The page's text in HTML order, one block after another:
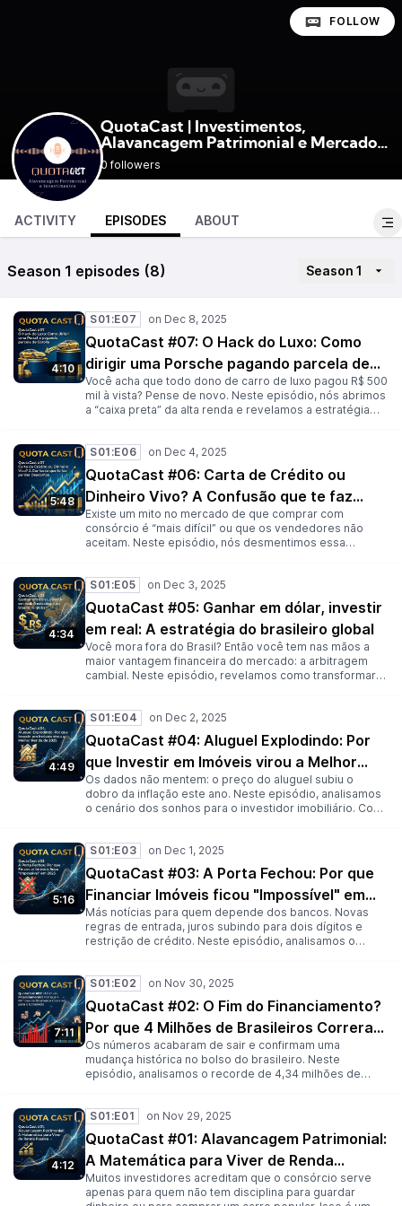
QuotaCast | Investimentos,
Alavancagem Patrimonial e Mercado
Financeiro
0 followers
FOLLOW
ACTIVITY EPISODES ABOUT
Season 1 episodes (8) Season 1
4:10
S01:E07
QuotaCast #07: O Hack do Luxo: Como
dirigir uma Porsche pagando parcela de
Corolla
Você acha que todo dono de carro de luxo pagou R$ 500
mil à vista? Pense de novo. Neste episódio, nós abrimos
a “caixa preta” da alta renda e revelamos a estratégia
de usar Cotas de Pesados (Caminhões) para comprar
veículos de passeio. Nós explicamos a matemática da
Parcela Reduzida: como pagar metade do boleto
mensalmente para não pesar no seu fluxo de caixa e
usar o próprio crédito do consórcio (Lance Embutido)
para acelerar a sua contemplação. Entenda como ter o
carro dos sonhos com uma entrada efetiva de apenas
20%, sem juros abusivos de financiamento.
5:48
S01:E06
QuotaCast #06: Carta de Crédito ou
Dinheiro Vivo? A Confusão que te faz
perder Descontos
Existe um mito no mercado de que comprar com
consórcio é “mais difícil” ou que os vendedores não
aceitam. Neste episódio, nós desmentimos essa
de uma mala de dinheiro. Você vai aprender: Por que,
para o vendedor do imóvel, Consórcio é pagamento À
VISTA (PIX). Como usar a sua carta para exigir descontos
agressivos na negociação. A estratégia para fazer o
desconto da compra pagar os custos do seu consórcio
(Lucro na Compra). Pare de ter vergonha de usar sua
carta. Aprenda a usá-la como uma arma de negociação.
4:34
S01:E05
QuotaCast #05: Ganhar em dólar, investir
em real: A estratégia do brasileiro global
Você mora fora do Brasil? Então você tem nas mãos a
maior vantagem financeira do mercado: a arbitragem
cambial. Neste episódio, revelamos como transformar
porque os bancos brasileiros exigem até 50% de
entrada para financiar imóveis de não-residentes. Nós
mostramos como contornar essa burocracia usando o
Consórcio para alavancar seu patrimônio à distância.
Descubra como fazer o câmbio trabalhar para você e
comprar imóveis no Brasil pagando “centavos” na
moeda forte.
4:49
S01:E04
QuotaCast #04: Aluguel Explodindo: Por
que Investir em Imóveis virou a Melhor
Renda de 2025
Os dados não mentem: o preço do aluguel subiu o
dobro da inflação este ano. Neste episódio, analisamos
o cenário dos sonhos para o investidor imobiliário. Com
ainda mais lucrativa. Nós explicamos como aproveitar
essa onda para comprar imóveis onde o inquilino paga
100% da sua parcela (e ainda sobra dinheiro). Pare de
correr riscos desnecessários e entenda a solidez do
tijolo. Fonte: FipeZap / B3 (Nov/2025)
5:16
S01:E03
QuotaCast #03: A Porta Fechou: Por que
Financiar Imóveis ficou "Impossível" em
2025
Más notícias para quem depende dos bancos. Novas
regras de entrada, juros subindo para dois dígitos e
restrição de crédito. Neste episódio, analisamos o
e os bancos privados puxaram o freio de mão e o que
isso significa para o seu sonho da casa própria ou seus
planos de investimento. Se você não tem 50% de
entrada na mão, precisa ouvir este episódio urgente.
Existe outra saída?
7:11
S01:E02
QuotaCast #02: O Fim do Financiamento?
Por que 4 Milhões de Brasileiros Correram
para o Consórcio
Os números acabaram de sair e confirmam uma
mudança histórica no bolso do brasileiro. Neste
episódio, analisamos o recorde de 4,34 milhões de
A resposta está na taxa de juros. Nós discutimos o
movimento de “fuga dos bancos” e por que você
deveria seguir o fluxo do dinheiro inteligente para
proteger e multiplicar seu patrimônio. Não fique para
trás nessa tendência de mercado.
4:12
S01:E01
QuotaCast #01: Alavancagem Patrimonial:
A Matemática para Viver de Renda
Passiva
Muitos investidores acreditam que o consórcio serve
apenas para quem não tem disciplina para guardar